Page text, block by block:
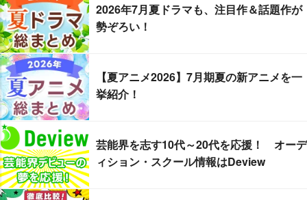
2026年7月夏ドラマも、注目作＆話題作が
勢ぞろい！
【夏アニメ2026】7月期夏の新アニメを一
挙紹介！
芸能界を志す10代～20代を応援！ オーデ
ィション・スクール情報はDeview